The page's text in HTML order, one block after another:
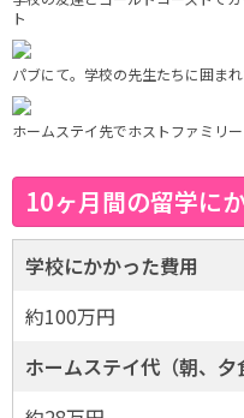
ト
パブにて。学校の先生たちに囲ま
ホームステイ先でホストファミリ
10ヶ月間の留学に
学校にかかった費用
約100万円
ホームステイ代（朝、夕